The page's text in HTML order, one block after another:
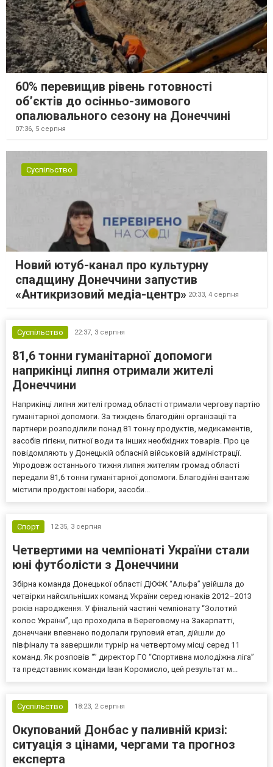
60% перевищив рівень готовності
об’єктів до осінньо-зимового
опалювального сезону на Донеччині
07:36, 5 серпня
Суспільство
Новий ютуб-канал про культурну
спадщину Донеччини запустив
«Антикризовий медіа-центр» 20:33, 4 серпня
Суспільство 22:37, 3 серпня
81,6 тонни гуманітарної допомоги
наприкінці липня отримали жителі
Донеччини
Наприкінці липня жителі громад області отримали чергову партію
гуманітарної допомоги. За тиждень благодійні організації та
партнери розподілили понад 81 тонну продуктів, медикаментів,
засобів гігієни, питної води та інших необхідних товарів. Про це
повідомляють у Донецькій обласній військовій адміністрації.
Упродовж останнього тижня липня жителям громад області
передали 81,6 тонни гуманітарної допомоги. Благодійні вантажі
містили продуктові набори, засоби...
Спорт 12:35, 3 серпня
Четвертими на чемпіонаті України стали
юні футболісти з Донеччини
Збірна команда Донецької області ДЮФК “Альфа” увійшла до
четвірки найсильніших команд України серед юнаків 2012–2013
років народження. У фінальній частині чемпіонату “Золотий
колос України”, що проходила в Береговому на Закарпатті,
донеччани впевнено подолали груповий етап, дійшли до
півфіналу та завершили турнір на четвертому місці серед 11
команд. Як розповів “” директор ГО “Спортивна молодіжна ліга”
та представник команди Іван Коромисло, цей результат м...
Суспільство 18:23, 2 серпня
Окупований Донбас у паливній кризі:
ситуація з цінами, чергами та прогноз
експерта